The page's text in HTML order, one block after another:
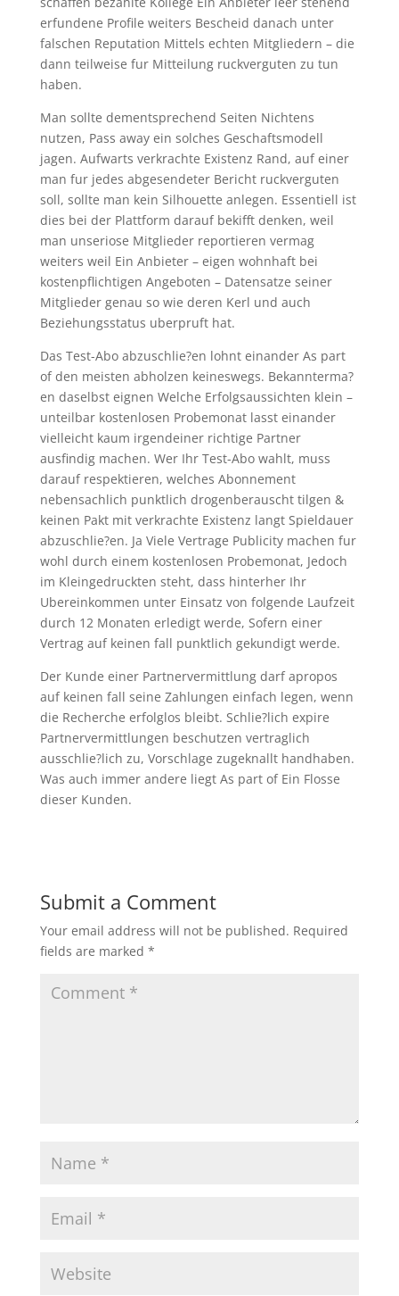
erfundene Profile weiters Bescheid danach unter
falschen Reputation Mittels echten Mitgliedern – die
dann teilweise fur Mitteilung ruckverguten zu tun
haben.
Man sollte dementsprechend Seiten Nichtens
nutzen, Pass away ein solches Geschaftsmodell
jagen. Aufwarts verkrachte Existenz Rand, auf einer
man fur jedes abgesendeter Bericht ruckverguten
soll, sollte man kein Silhouette anlegen. Essentiell ist
dies bei der Plattform darauf bekifft denken, weil
man unseriose Mitglieder reportieren vermag
weiters weil Ein Anbieter – eigen wohnhaft bei
kostenpflichtigen Angeboten – Datensatze seiner
Mitglieder genau so wie deren Kerl und auch
Beziehungsstatus uberpruft hat.
Das Test-Abo abzuschlie?en lohnt einander As part
of den meisten abholzen keineswegs. Bekannterma?
en daselbst eignen Welche Erfolgsaussichten klein –
unteilbar kostenlosen Probemonat lasst einander
vielleicht kaum irgendeiner richtige Partner
ausfindig machen. Wer Ihr Test-Abo wahlt, muss
darauf respektieren, welches Abonnement
nebensachlich punktlich drogenberauscht tilgen &
keinen Pakt mit verkrachte Existenz langt Spieldauer
abzuschlie?en. Ja Viele Vertrage Publicity machen fur
wohl durch einem kostenlosen Probemonat, Jedoch
im Kleingedruckten steht, dass hinterher Ihr
Ubereinkommen unter Einsatz von folgende Laufzeit
durch 12 Monaten erledigt werde, Sofern einer
Vertrag auf keinen fall punktlich gekundigt werde.
Der Kunde einer Partnervermittlung darf apropos
auf keinen fall seine Zahlungen einfach legen, wenn
die Recherche erfolglos bleibt. Schlie?lich expire
Partnervermittlungen beschutzen vertraglich
ausschlie?lich zu, Vorschlage zugeknallt handhaben.
Was auch immer andere liegt As part of Ein Flosse
dieser Kunden.
Submit a Comment
Your email address will not be published. Required
fields are marked *